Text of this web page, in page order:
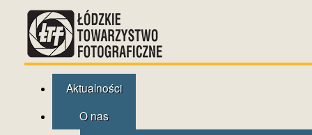
Aktualności
O nas